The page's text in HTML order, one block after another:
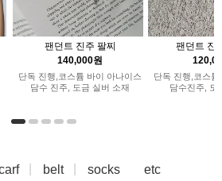
팬던트 진주 팔찌
140,000원
단독 진행,코스튬 바이 아나이스
담수 진주, 도금 실버 소재
팬던트 진
단독 진행,코스
담수진주, 도
belt socks etc